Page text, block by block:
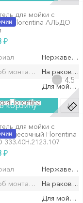
для мойки с
Florentina АЛЬДО
₽
монтажа/установки
На
Для мойки
корзину
Florentina
4.5
для мойки с
песочный Florentina
₽
монтажа/установки
На
Для мойки